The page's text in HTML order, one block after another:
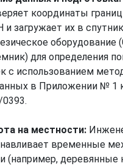
координаты
и загружает их в
оборудование
для определения
с использованием
в Приложении № 1
на местности:
временные
(например,